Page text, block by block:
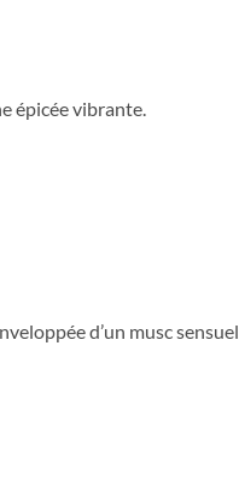
épicée vibrante.
d’un musc sensuel.